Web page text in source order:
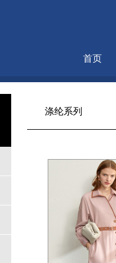
首页
涤纶系列